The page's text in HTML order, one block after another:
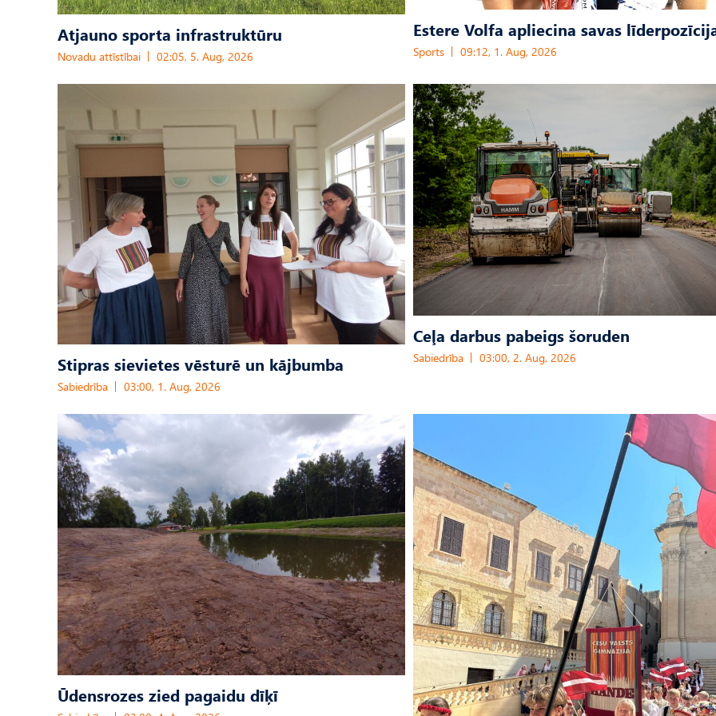
Atjauno sporta infrastruktūru
Novadu attīstībai 02:05, 5. Aug, 2026
Estere Volfa apliecina savas
Sports 09:12, 1. Aug, 2026
Stipras sievietes vēsturē un kājbumba
Sabiedrība 03:00, 1. Aug, 2026
Ceļa darbus pabeigs šoruden
Sabiedrība 03:00, 2. Aug, 2026
Ūdensrozes zied pagaidu dīķī